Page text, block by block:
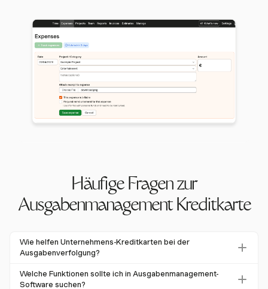
Häufige Fragen zur
Ausgabenmanagement Kreditkarte
Wie helfen Unternehmens-Kreditkarten bei der
Ausgabenverfolgung?
Unternehmens-Kreditkarten optimieren die
Ausgabenverfolgung, indem sie alle geschäftsbezogenen
Welche Funktionen sollte ich in Ausgabenmanagement-
Software suchen?